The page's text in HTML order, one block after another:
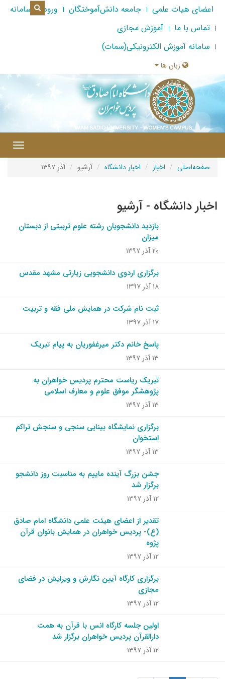
اعضای هیات علمی جامعه دانش‌آموختگان
ورود به سامانه
تماس با ما
آموزش مجازی
سامانه آموزش الکترونیکی(سمات)
زبان ها
صفحه‌اصلی اخبار اخبار دانشگاه آرشیو آذر ۱۳۹۷
اخبار دانشگاه - آرشیو
بازدید دانشجویان رشته علوم تربیتی از دبستان
میزان
۲۰ آذر ۱۳۹۷
برگزاری اردوی دانشجویی زیارتی مشهد مقدس
۱۸ آذر ۱۳۹۷
ثبت نام شرکت در همایش ملی فقه و تربیت
۱۷ آذر ۱۳۹۷
پاسخ خانم دکتر میرغفوریان به پیام تبریک
۱۳ آذر ۱۳۹۷
تبریک ریاست محترم پردیس خواهران به
پژوهشگر موفق علوم و معارف اسلامی
۱۳ آذر ۱۳۹۷
برگزاری نمایشگاه بینایی سنجی و سنجش تراکم
استخوان
۱۳ آذر ۱۳۹۷
جشن بزرگ آینده ماییم به مناسبت روز دانشجو
برگزار شد
۱۲ آذر ۱۳۹۷
تقدیر از اعضای هیئت علمی دانشگاه امام صادق
(ع)- پردیس خواهران در همایش بانوان قرآن
پژوه
۱۲ آذر ۱۳۹۷
برگزاری کارگاه آیین نگارش و ویرایش در فضای
مجازی
۱۲ آذر ۱۳۹۷
اولین جلسه کارگاه انس با قرآن به همت
دارالقرآن پردیس خواهران برگزار شد
۱۲ آذر ۱۳۹۷